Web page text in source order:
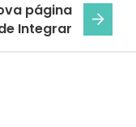
página
Integrar